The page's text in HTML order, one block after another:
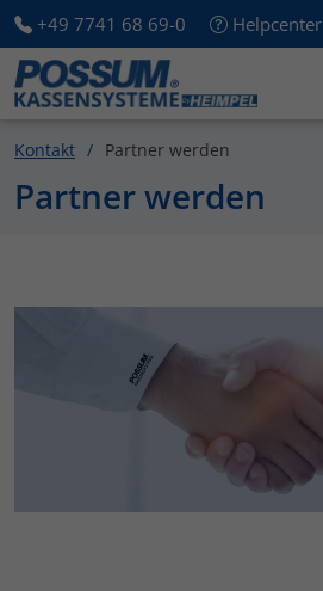
+49 7741 68 69-0 Helpcenter
Kontakt Partner werden
Partner werden